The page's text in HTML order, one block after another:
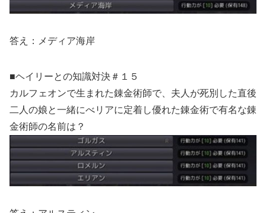
答え：メディア海岸
■ヘイリーとの知識対決＃１５
カルフェオンで生まれた錬金術師で、夫人が死別した直後
二人の娘と一緒にべリアに定着し優れた錬金術で有名な錬
金術師の名前は？